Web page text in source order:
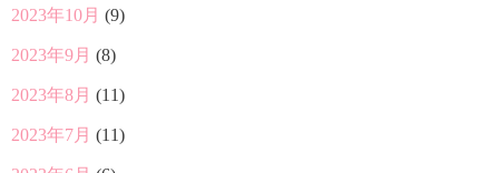
2023年10月 (9)
2023年9月 (8)
2023年8月 (11)
2023年7月 (11)